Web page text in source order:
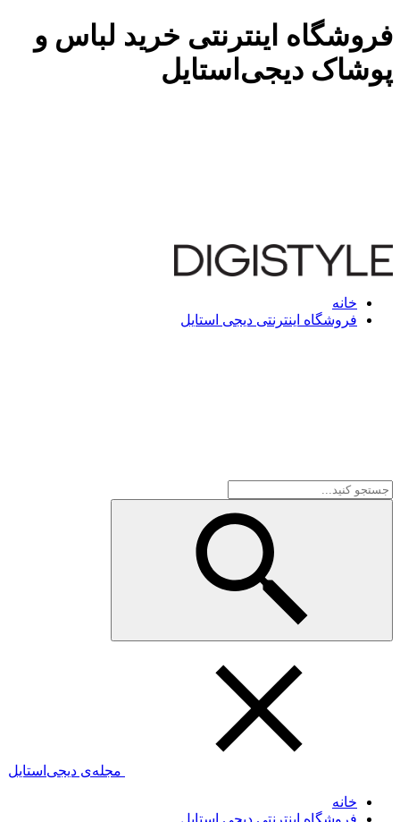
فروشگاه اینترنتی خرید لباس و
پوشاک دیجی‌استایل
خانه
فروشگاه اینترنتی دیجی استایل
مجله‌ی دیجی‌استایل
خانه
فروشگاه اینترنتی دیجی استایل